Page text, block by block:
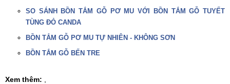
SO SÁNH BỒN TẮM GỖ PƠ MU VỚI BỒN TẮM GỖ TUYẾT
TÙNG ĐỎ CANDA
BỒN TẮM GỖ PƠ MU TỰ NHIÊN - KHÔNG SƠN
BỒN TẮM GỖ BẾN TRE
Xem thêm: